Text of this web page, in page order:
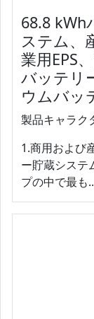
68.8 kWh
ステム、
業用EPS
バッテリ
ウムバッ
製品キャラク
1.商用および
ー貯蔵システ
プの中で最も